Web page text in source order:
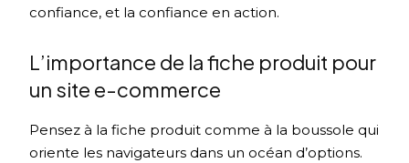
confiance, et la confiance en action.
L’importance de la fiche produit pour
un site e-commerce
Pensez à la fiche produit comme à la boussole qui
oriente les navigateurs dans un océan d’options.